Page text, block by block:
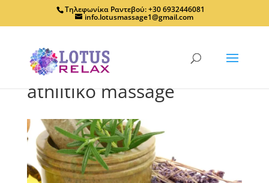
Τηλεφωνίκα Ραντεβού: +30 6932446081
info.lotusmassage1@gmail.com
athlitiko massage